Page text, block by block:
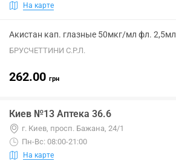
На карте
Акистан кап. глазные 50мкг/мл фл. 2,5мл
БРУСЧЕТТИНИ С.Р.Л.
262.00 грн
Киев №13 Аптека 36.6
г. Киев, просп. Бажана, 24/1
Пн-Вс: 08:00-21:00
На карте